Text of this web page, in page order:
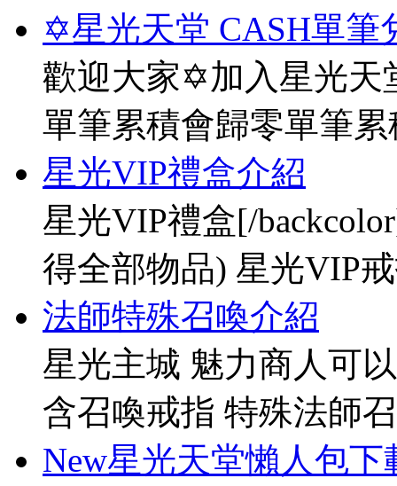
✡星光天堂 CASH單筆
歡迎大家✡加入星光天
單筆累積會歸零單筆
星光VIP禮盒介紹
星光VIP禮盒[/
得全部物品) 星光VIP
法師特殊召喚介紹
星光主城 魅力商人可
含召喚戒指 特殊法師
New星光天堂懶人包下